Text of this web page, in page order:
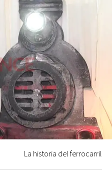
La historia del ferrocarril